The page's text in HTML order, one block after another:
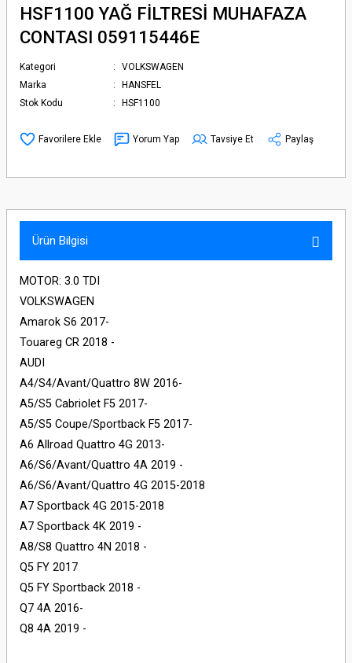
HSF1100 YAĞ FİLTRESİ MUHAFAZA
CONTASI 059115446E
Kategori
VOLKSWAGEN
Marka
HANSFEL
Stok Kodu
HSF1100
Yorum Yap Tavsiye Et Paylaş
Ürün Bilgisi
MOTOR: 3.0 TDI
VOLKSWAGEN
Amarok S6 2017-
Touareg CR 2018 -
AUDI
A4/S4/Avant/Quattro 8W 2016-
A5/S5 Cabriolet F5 2017-
A5/S5 Coupe/Sportback F5 2017-
A6 Allroad Quattro 4G 2013-
A6/S6/Avant/Quattro 4A 2019 -
A6/S6/Avant/Quattro 4G 2015-2018
A7 Sportback 4G 2015-2018
A7 Sportback 4K 2019 -
A8/S8 Quattro 4N 2018 -
Q5 FY 2017
Q5 FY Sportback 2018 -
Q7 4A 2016-
Q8 4A 2019 -